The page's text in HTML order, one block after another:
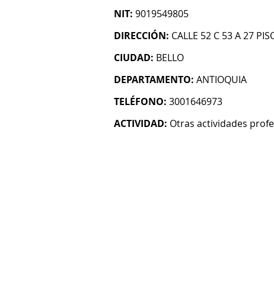
NIT: 9019549805
DIRECCIÓN: CALLE 52 C 53 A 27
CIUDAD: BELLO
DEPARTAMENTO: ANTIOQUIA
TELÉFONO: 3001646973
ACTIVIDAD: Otras actividades